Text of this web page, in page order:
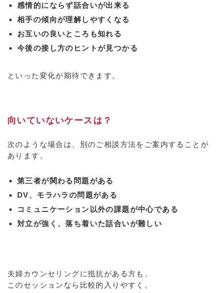
感情的にならず話合いが出来る
相手の傾向が理解しやすくなる
お互いの良いところも知れる
今後の接し方のヒントが見つかる
といった変化が期待できます。
向いていないケースは？
次のような場合は、別のご相談方法をご案内することが
あります。
第三者が関わる問題がある
DV、モラハラの問題がある
コミュニケーション以外の課題が中心である
対立が強く、落ち着いた話合いが難しい
夫婦カウンセリングに抵抗がある方も、
このセッションなら比較的入りやすく、